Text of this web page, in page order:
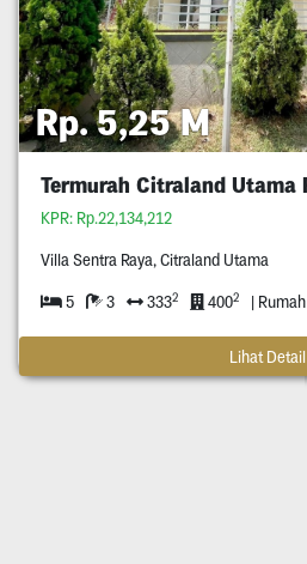
Rp. 5,25 M
KPR: Rp.22,134,212
Villa Sentra Raya, Citraland Utama
5 3 3332 4002 | Rumah
Lihat Detail